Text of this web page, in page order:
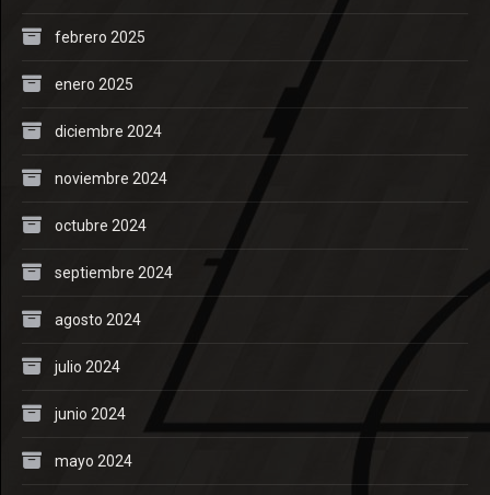
febrero 2025
enero 2025
diciembre 2024
noviembre 2024
octubre 2024
septiembre 2024
agosto 2024
julio 2024
junio 2024
mayo 2024